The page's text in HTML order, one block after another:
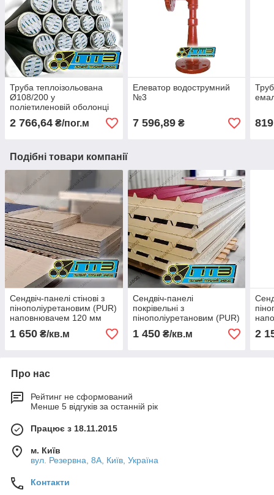
Труба теплоізольована
Ø108/200 у
поліетиленовій оболонці
2 766,64 ₴/пог.м
Елеватор водострумний
№3
7 596,89₴
Подібні товари компанії
Сендвіч-панелі стінові з
пінополіуретановим (PUR)
наповнювачем 120 мм
1 650 ₴/кв.м
Сендвіч-панелі
покрівельні з
пінополіуретановим (PUR)
1 450₴/кв.м 2
Про нас
Рейтинг не сформований
Менше 5 відгуків за останній рік
Працює з 18.11.2015
м. Київ
вул. Резервна, 8А, Київ, Україна
Контакти